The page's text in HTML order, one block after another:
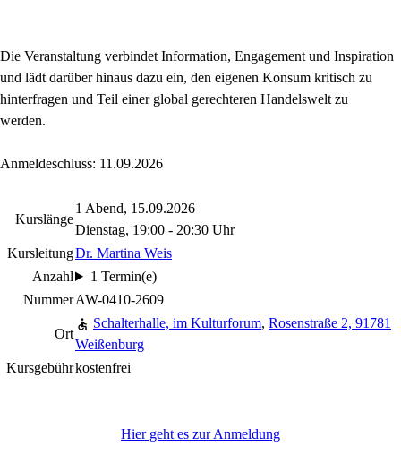
Die Veranstaltung verbindet Information, Engagement und Inspiration
und lädt darüber hinaus dazu ein, den eigenen Konsum kritisch zu
hinterfragen und Teil einer global gerechteren Handelswelt zu
werden.
Anmeldeschluss: 11.09.2026
Kurslänge
1 Abend, 15.09.2026
Dienstag, 19:00 - 20:30 Uhr
KursleitungDr. Martina Weis
Anzahl
1 Termin(e)
NummerAW-0410-2609
Ort
Schalterhalle, im Kulturforum, Rosenstraße 2, 91781
Weißenburg
Kursgebührkostenfrei
Hier geht es zur Anmeldung